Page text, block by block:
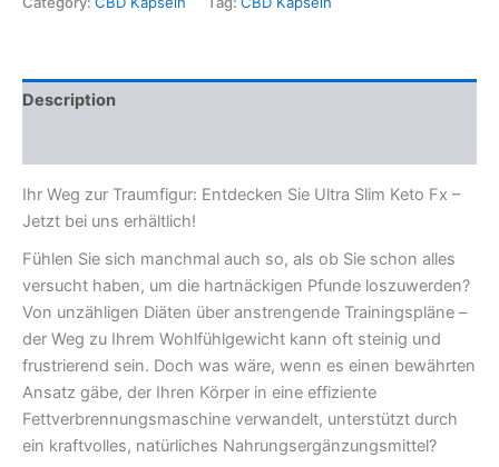
Description
Ihr Weg zur Traumfigur: Entdecken Sie Ultra Slim Keto Fx –
Jetzt bei uns erhältlich!
Fühlen Sie sich manchmal auch so, als ob Sie schon alles
versucht haben, um die hartnäckigen Pfunde loszuwerden?
Von unzähligen Diäten über anstrengende Trainingspläne –
der Weg zu Ihrem Wohlfühlgewicht kann oft steinig und
frustrierend sein. Doch was wäre, wenn es einen bewährten
Ansatz gäbe, der Ihren Körper in eine effiziente
Fettverbrennungsmaschine verwandelt, unterstützt durch
ein kraftvolles, natürliches Nahrungsergänzungsmittel?